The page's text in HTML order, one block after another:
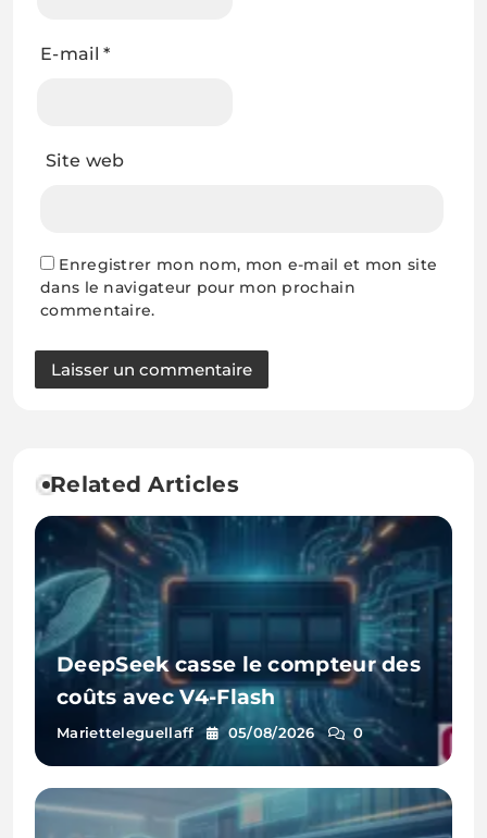
E-mail*
Site web
Enregistrer mon nom, mon e-mail et mon site
dans le navigateur pour mon prochain
commentaire.
Related Articles
DeepSeek casse le compteur des
coûts avec V4-Flash
Marietteleguellaff 05/08/2026 0